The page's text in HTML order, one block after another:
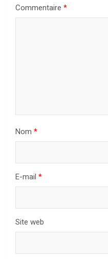
Commentaire *
Nom *
E-mail *
Site web